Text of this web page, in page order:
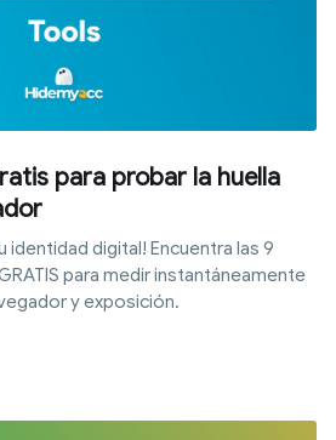
para probar la huella
identidad digital! Encuentra las 9
para medir instantáneamente
y exposición.